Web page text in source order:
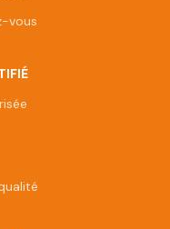
vous